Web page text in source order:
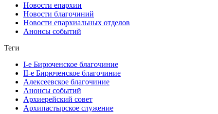
Новости епархии
Новости благочиний
Новости епархиальных отделов
Анонсы событий
Теги
I-е Бирюченское благочиние
II-е Бирюченское благочиние
Алексеевское благочиние
Анонсы событий
Архиерейский совет
Архипастырское служение